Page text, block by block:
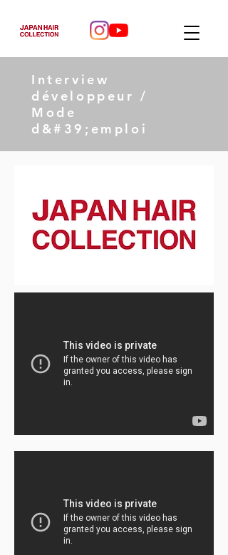
Interview
développeur /
Mode
d&#39;emploi